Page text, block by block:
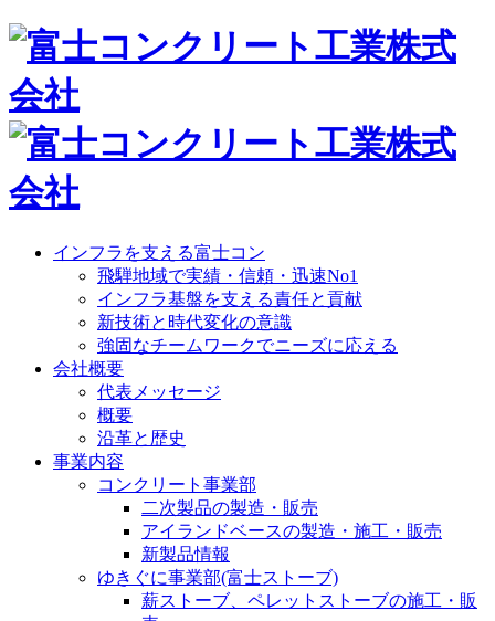
インフラを支える富士コン
飛騨地域で実績・信頼・迅速No1
インフラ基盤を支える責任と貢献
新技術と時代変化の意識
強固なチームワークでニーズに応える
会社概要
代表メッセージ
概要
沿革と歴史
事業内容
コンクリート事業部
二次製品の製造・販売
アイランドベースの製造・施工・販売
新製品情報
ゆきぐに事業部(富士ストーブ)
薪ストーブ、ペレットストーブの施工・販